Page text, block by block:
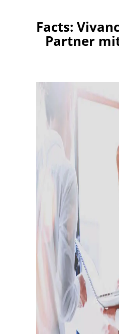
Facts:
Partner